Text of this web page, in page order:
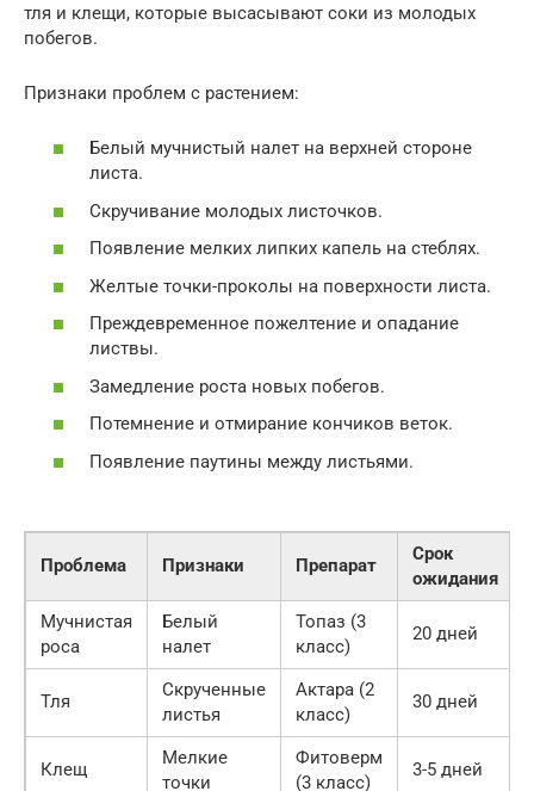
тля и клещи, которые высасывают соки из молодых
побегов.
Признаки проблем с растением:
Белый мучнистый налет на верхней стороне
листа.
Скручивание молодых листочков.
Появление мелких липких капель на стеблях.
Желтые точки-проколы на поверхности листа.
Преждевременное пожелтение и опадание
листвы.
Замедление роста новых побегов.
Потемнение и отмирание кончиков веток.
Появление паутины между листьями.
Проблема Признаки Препарат
Срок
ожидания
Мучнистая
роса
Белый
налет
Топаз (3
класс)
20 дней
Тля
Скрученные
листья
Актара (2
класс)
30 дней
Клещ
Мелкие
точки
Фитоверм
(3 класс)
3-5 дней